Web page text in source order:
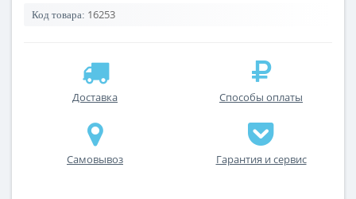
Код товара: 16253
Доставка Способы оплаты
Самовывоз Гарантия и сервис